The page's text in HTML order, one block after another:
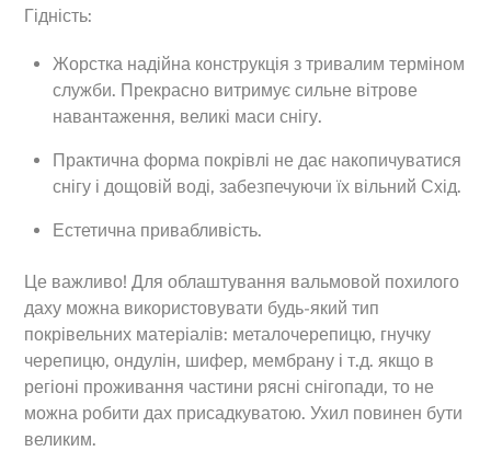
Гідність:
Жорстка надійна конструкція з тривалим терміном
служби. Прекрасно витримує сильне вітрове
навантаження, великі маси снігу.
Практична форма покрівлі не дає накопичуватися
снігу і дощовій воді, забезпечуючи їх вільний Схід.
Естетична привабливість.
Це важливо! Для облаштування вальмовой похилого
даху можна використовувати будь-який тип
покрівельних матеріалів: металочерепицю, гнучку
черепицю, ондулін, шифер, мембрану і т.д. якщо в
регіоні проживання частини рясні снігопади, то не
можна робити дах присадкуватою. Ухил повинен бути
великим.